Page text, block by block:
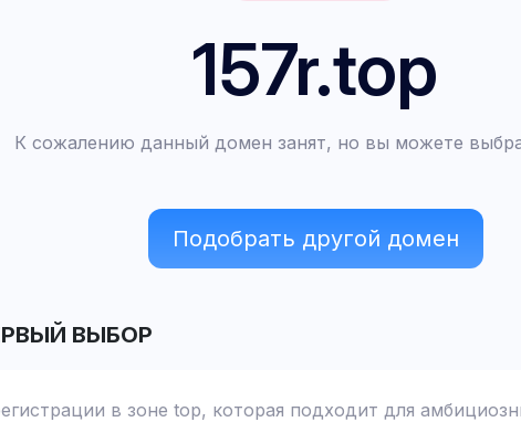
157r.top
К сожалению данный домен занят, но вы можете
Подобрать другой домен
ВЫБОР
в зоне top, которая подходит для